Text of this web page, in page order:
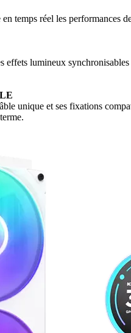
temps réel les performances
effets lumineux
unique et ses fixations